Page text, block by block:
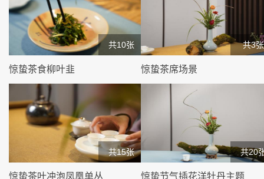
共10张
惊蛰茶食柳叶韭
共3张
惊蛰茶席场景
共15张
惊蛰茶叶冲泡凤凰单丛
共20
惊蛰节气插花洋牡丹主题